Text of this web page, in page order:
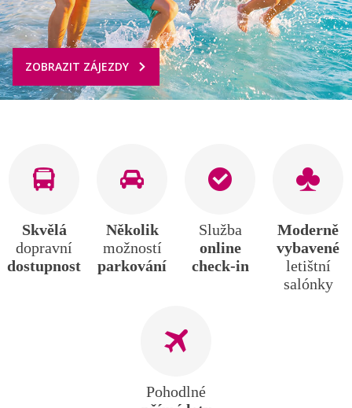
ZOBRAZIT ZÁJEZDY
Skvělá
dopravní
dostupnost
Několik
možností
parkování
Služba
online
check-in
Moderně
vybavené
letištní
salónky
Pohodlné